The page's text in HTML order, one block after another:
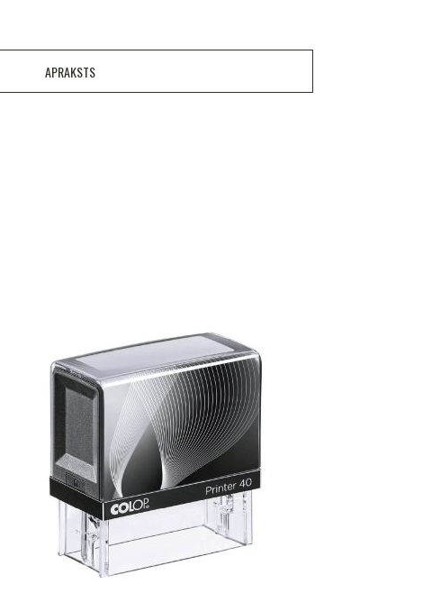
APRAKSTS